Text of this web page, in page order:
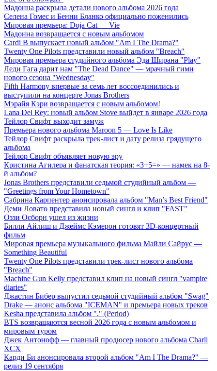
Мадонна раскрыла детали нового альбома 2026 года
Селена Гомес и Бенни Бланко официально поженились
Мировая премьера: Doja Cat — Vie
Мадонна возвращается с новым альбомом
Cardi B выпускает новый альбом "Am I The Drama?"
Twenty One Pilots представили новый альбом "Breach"
Мировая премьера студийного альбома Эда Ширана "Play"
Леди Гага дарит нам "The Dead Dance" — мрачный гимн
нового сезона "Wednesday"
Fifth Harmony впервые за семь лет воссоединились и
выступили на концерте Jonas Brothers
Мэрайя Кэри возвращается с новым альбомом!
Lana Del Rey: новый альбом Stove выйдет в январе 2026 года
Тейлор Свифт выходит замуж
Премьера нового альбома Maroon 5 — Love Is Like
Тейлор Свифт раскрыла трек-лист и дату релиза грядущего
альбома
Тейлор Свифт объявляет новую эру
Кристина Агилера и фанатская теория: «3+5=» — намек на 8-
й альбом?
Jonas Brothers представили седьмой студийный альбом —
"Greetings from Your Hometown"
Сабрина Карпентер анонсировала альбом "Man’s Best Friend"
Деми Ловато представила новый сингл и клип "FAST"
Оззи Осборн ушел из жизни
Билли Айлиш и Джеймс Кэмерон готовят 3D-концертный
фильм
Мировая премьера музыкального фильма Майли Сайрус —
Something Beautiful
Twenty One Pilots представили трек-лист нового альбома
"Breach"
Machine Gun Kelly представил клип на новый сингл "vampire
diaries"
Джастин Бибер выпустил седьмой студийный альбом "Swag"
Drake — анонс альбома "ICEMAN" и премьера новых треков
Kesha представила альбом "." (Period)
BTS возвращаются весной 2026 года с новым альбомом и
мировым туром
Джек Антонофф — главный продюсер нового альбома Charli
XCX
Карди Би анонсировала второй альбом "Am I The Drama?" —
релиз 19 сентября